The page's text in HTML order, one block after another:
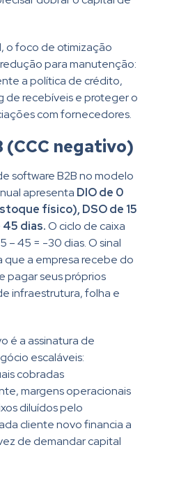
o foco de otimização
para manutenção:
a política de crédito,
de recebíveis e proteger o
com fornecedores.
(CCC negativo)
software B2B no modelo
apresenta DIO de 0
físico), DSO de 15
45 dias.O ciclo de caixa
– 45 = -30 dias. O sinal
que a empresa recebe do
pagar seus próprios
infraestrutura, folha e
é a assinatura de
escaláveis:
cobradas
margens operacionais
diluídos pelo
cliente novo financia a
de demandar capital